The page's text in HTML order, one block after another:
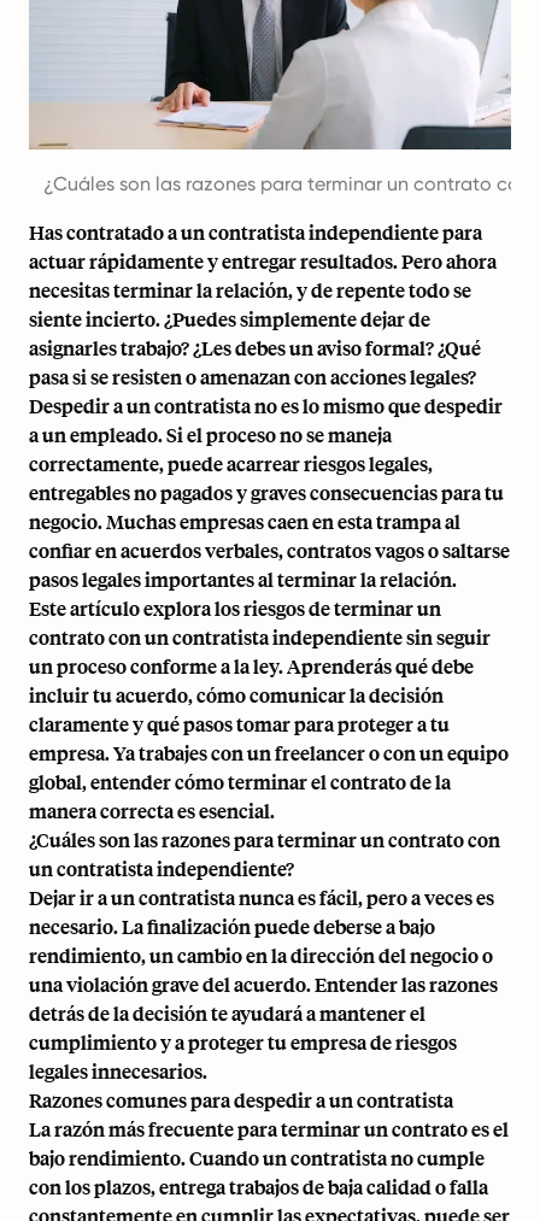
¿Cuáles son las razones para terminar un contrato
Has contratado a un contratista independiente para
actuar rápidamente y entregar resultados. Pero ahora
necesitas terminar la relación, y de repente todo se
siente incierto. ¿Puedes simplemente dejar de
asignarles trabajo? ¿Les debes un aviso formal? ¿Qué
pasa si se resisten o amenazan con acciones legales?
Despedir a un contratista no es lo mismo que despedir
a un empleado. Si el proceso no se maneja
correctamente, puede acarrear riesgos legales,
entregables no pagados y graves consecuencias para tu
negocio. Muchas empresas caen en esta trampa al
confiar en acuerdos verbales, contratos vagos o saltarse
pasos legales importantes al terminar la relación.
Este artículo explora los riesgos de terminar un
contrato con un contratista independiente sin seguir
un proceso conforme a la ley. Aprenderás qué debe
incluir tu acuerdo, cómo comunicar la decisión
claramente y qué pasos tomar para proteger a tu
empresa. Ya trabajes con un freelancer o con unequipo
global, entender cómo terminar el contrato de la
manera correcta es esencial.
¿Cuáles son las razones para terminar un contrato con
un contratista independiente?
Dejar ir a un contratista nunca es fácil, pero a veces es
necesario. La finalización puede deberse a bajo
rendimiento, un cambio en la dirección del negocio o
una violación grave del acuerdo. Entender las razones
detrás de la decisión te ayudará a mantener el
cumplimiento y a proteger tu empresa de riesgos
legales innecesarios.
Razones comunes para despedir a un contratista
La razón más frecuente para terminar un contrato es el
bajo rendimiento. Cuando un contratista no cumple
con los plazos, entrega trabajos de baja calidad o falla
constantemente en cumplir las expectativas, puede ser